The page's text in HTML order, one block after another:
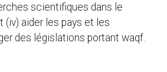
scientifiques dans le
(iv) aider les pays et les
des législations portant waqf.